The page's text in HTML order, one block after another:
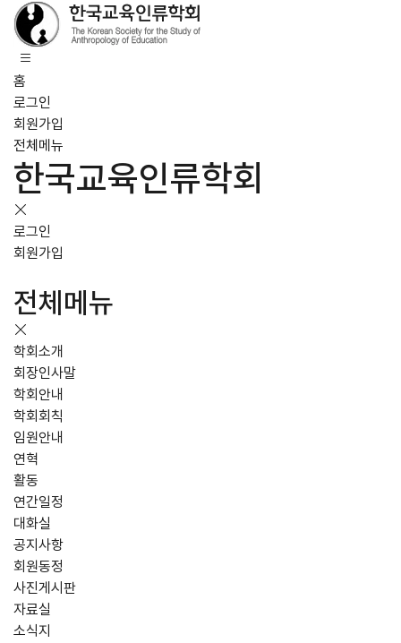
홈
로그인
회원가입
전체메뉴
한국교육인류학회
로그인
회원가입
전체메뉴
학회소개
회장인사말
학회안내
학회회칙
임원안내
연혁
활동
연간일정
대화실
공지사항
회원동정
사진게시판
자료실
소식지